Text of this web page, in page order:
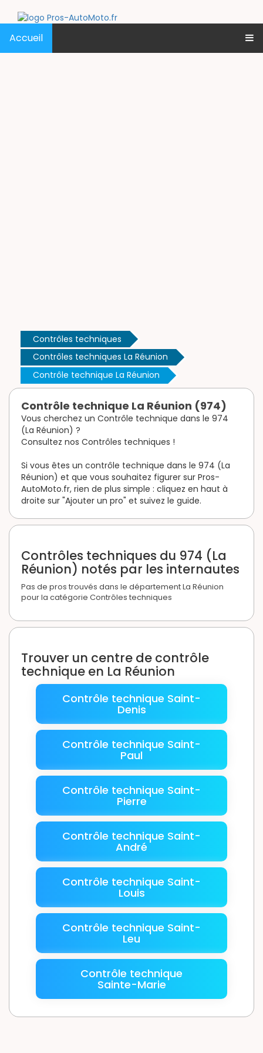
Accueil
Contrôles techniques
Contrôles techniques La Réunion
Contrôle technique La Réunion
Contrôle technique La Réunion (974)
Vous cherchez un Contrôle technique dans le 974
(La Réunion) ?
Consultez nos Contrôles techniques !
Si vous êtes un contrôle technique dans le 974 (La
Réunion) et que vous souhaitez figurer sur Pros-
AutoMoto.fr, rien de plus simple : cliquez en haut à
droite sur "Ajouter un pro" et suivez le guide.
Contrôles techniques du 974 (La
Réunion) notés par les internautes
Pas de pros trouvés dans le département La Réunion
pour la catégorie Contrôles techniques
Trouver un centre de contrôle
technique en La Réunion
Contrôle technique Saint-
Denis
Contrôle technique Saint-
Paul
Contrôle technique Saint-
Pierre
Contrôle technique Saint-
André
Contrôle technique Saint-
Louis
Contrôle technique Saint-
Leu
Contrôle technique
Sainte-Marie